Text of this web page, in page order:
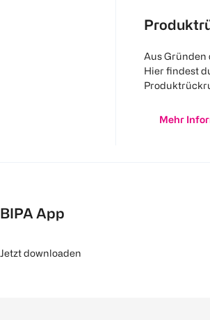
Aus Gründen
Hier findest
Mehr
BIPA App
Jetzt downloaden